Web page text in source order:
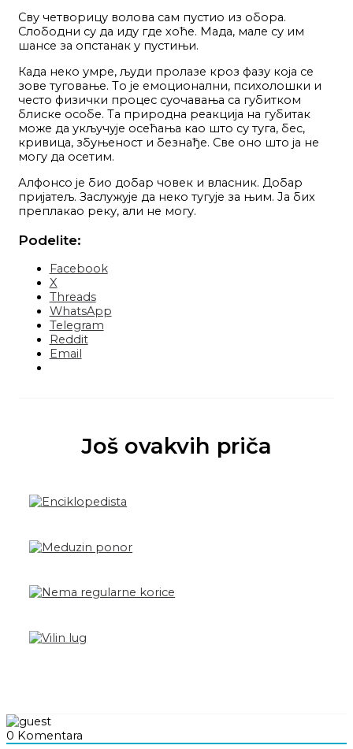
Сву четворицу волова сам пустио из обора.
Слободни су да иду где хоће. Мада, мале су им
шансе за опстанак у пустињи.
Када неко умре, људи пролазе кроз фазу која се
зове туговање. Тo је емоционални, психолошки и
често физички процес суочавања са губитком
блиске особе. Та природна реакција на губитак
може да укључује осећања као што су туга, бес,
кривица, збуњеност и безнађе. Све оно што ја не
могу да осетим.
Алфонсо је био добар човек и власник. Добар
пријатељ. Заслужује да неко тугује за њим. Ја бих
преплакао реку, али не могу.
Podelite:
Facebook
X
Threads
WhatsApp
Telegram
Reddit
Email
Još ovakvih priča
0 Komentara